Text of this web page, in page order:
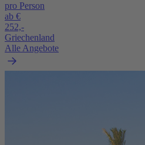
pro Person
ab €
252,-
Griechenland
Alle Angebote